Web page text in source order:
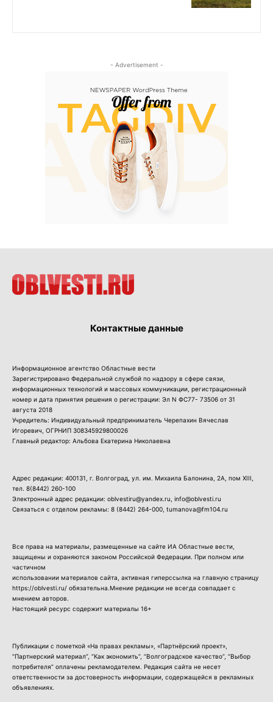
- Advertisement -
Контактные данные
Информационное агентство Областные вести
Зарегистрировано Федеральной службой по надзору в сфере связи,
информационных технологий и массовых коммуникации, регистрационный
номер и дата принятия решения о регистрации: Эл N ФС77- 73506 от 31
августа 2018
Учредитель: Индивидуальный предприниматель Черепахин Вячеслав
Игоревич, ОГРНИП 308345929800026
Главный редактор: Альбова Екатерина Николаевна
Адрес редакции: 400131, г. Волгоград, ул. им. Михаила Балонина, 2А, пом XIII,
тел. 8(8442) 260-100
Электронный адрес редакции: oblvestiru@yandex.ru, info@oblvesti.ru
Связаться с отделом рекламы: 8 (8442) 264-000 , tumanova@fm104.ru
Все права на материалы, размещенные на сайте ИА Областные вести,
защищены и охраняются законом Российской Федерации. При полном или
частичном
использовании материалов сайта, активная гиперссылка на главную страницу
https://oblvesti.ru/ обязательна.Мнение редакции не всегда совпадает с
мнением авторов.
Настоящий ресурс содержит материалы 16+
Публикации с пометкой «На правах рекламы», «Партнёрский проект»,
“Партнерский материал”, “Как экономить”, “Волгоградское качество”, “Выбор
потребителя” оплачены рекламодателем. Редакция сайта не несет
ответственности за достоверность информации, содержащейся в рекламных
объявлениях.